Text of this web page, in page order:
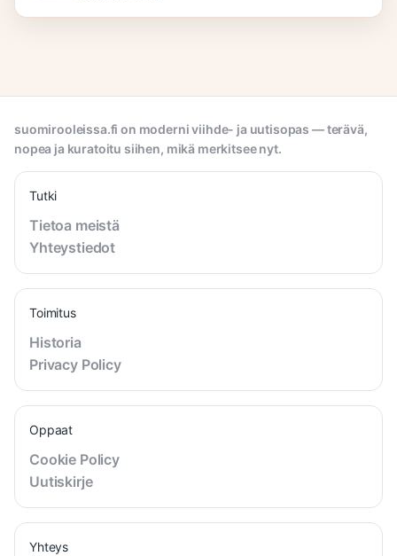
suomirooleissa.fi on moderni viihde- ja uutisopas — terävä,
nopea ja kuratoitu siihen, mikä merkitsee nyt.
Tutki
Tietoa meistä
Yhteystiedot
Toimitus
Historia
Privacy Policy
Oppaat
Cookie Policy
Uutiskirje
Yhteys